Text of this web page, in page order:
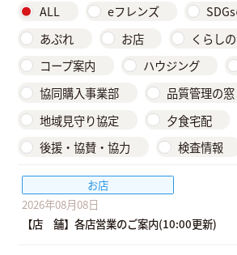
ALL eフレンズ
あぷれ
お店
くらし
コープ案内
ハウジング
協同購入事業部
品質管理の窓
地域見守り協定
夕食宅配
後援・協賛・協力
検査情報
お店
2026年08月08日
【店 舗】各店営業のご案内(10:00更新)